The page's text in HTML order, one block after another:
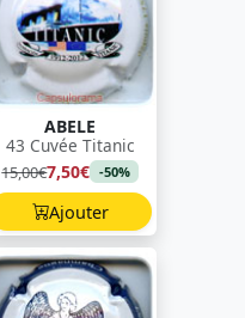
ABELE
43 Cuvée Titanic
15,00€7,50€ -50%
Ajouter